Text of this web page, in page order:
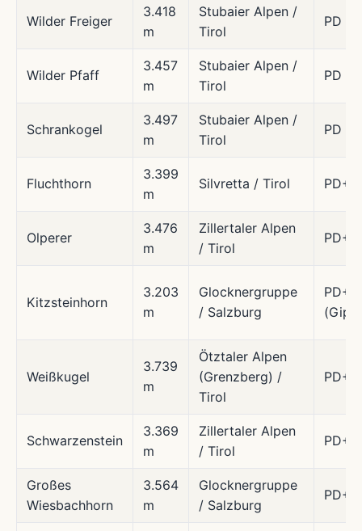
Wilder Freiger
3.418
m
Stubaier Alpen /
Tirol
PD
Wilder Pfaff
3.457
m
Stubaier Alpen /
Tirol
PD
Schrankogel
3.497
m
Stubaier Alpen /
Tirol
PD
Fluchthorn
3.399
m
Silvretta / Tirol PD+
Olperer
3.476
m
Zillertaler Alpen
/ Tirol
PD+
Kitzsteinhorn
3.203
m
Glocknergruppe
/ Salzburg
PD+
Weißkugel
3.739
m
Ötztaler Alpen
(Grenzberg) /
Tirol
PD+
Schwarzenstein
3.369
m
Zillertaler Alpen
/ Tirol
PD+
Großes
Wiesbachhorn
3.564
m
Glocknergruppe
/ Salzburg
PD+/